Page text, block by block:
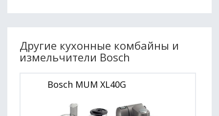
Другие кухонные комбайны и
измельчители Bosch
Bosch MUM XL40G